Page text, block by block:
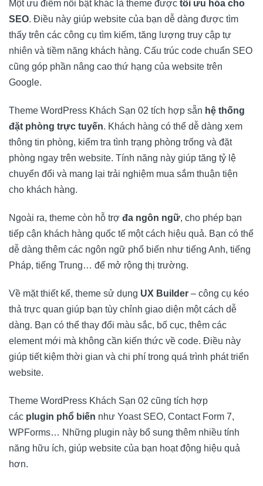
Một ưu điểm nổi bật khác là theme được tối ưu hóa cho
SEO. Điều này giúp website của bạn dễ dàng được tìm
thấy trên các công cụ tìm kiếm, tăng lượng truy cập tự
nhiên và tiềm năng khách hàng. Cấu trúc code chuẩn SEO
cũng góp phần nâng cao thứ hạng của website trên
Google.
Theme WordPress Khách Sạn 02 tích hợp sẵn hệ thống
đặt phòng trực tuyến. Khách hàng có thể dễ dàng xem
thông tin phòng, kiểm tra tình trạng phòng trống và đặt
phòng ngay trên website. Tính năng này giúp tăng tỷ lệ
chuyển đổi và mang lại trải nghiệm mua sắm thuận tiện
cho khách hàng.
Ngoài ra, theme còn hỗ trợ đa ngôn ngữ, cho phép bạn
tiếp cận khách hàng quốc tế một cách hiệu quả. Bạn có thể
dễ dàng thêm các ngôn ngữ phổ biến như tiếng Anh, tiếng
Pháp, tiếng Trung… để mở rộng thị trường.
Về mặt thiết kế, theme sử dụng UX Builder – công cụ kéo
thả trực quan giúp bạn tùy chỉnh giao diện một cách dễ
dàng. Bạn có thể thay đổi màu sắc, bố cục, thêm các
element mới mà không cần kiến thức về code. Điều này
giúp tiết kiệm thời gian và chi phí trong quá trình phát triển
website.
Theme WordPress Khách Sạn 02 cũng tích hợp
các plugin phổ biến như Yoast SEO, Contact Form 7,
WPForms… Những plugin này bổ sung thêm nhiều tính
năng hữu ích, giúp website của bạn hoạt động hiệu quả
hơn.